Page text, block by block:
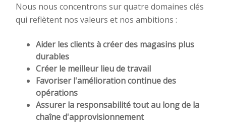
Nous nous concentrons sur quatre domaines clés
qui reflètent nos valeurs et nos ambitions :
Aider les clients à créer des magasins plus
durables
Créer le meilleur lieu de travail
Favoriser l'amélioration continue des
opérations
Assurer la responsabilité tout au long de la
chaîne d'approvisionnement